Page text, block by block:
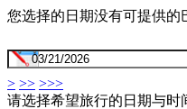
您选择的日期没有可提供
> >> >>>
请选择希望旅行的日期与时